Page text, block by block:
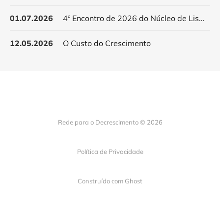
01.07.2026 4º Encontro de 2026 do Núcleo de Lisboa
12.05.2026 O Custo do Crescimento
Rede para o Decrescimento © 2026
Política de Privacidade
Construído com Ghost